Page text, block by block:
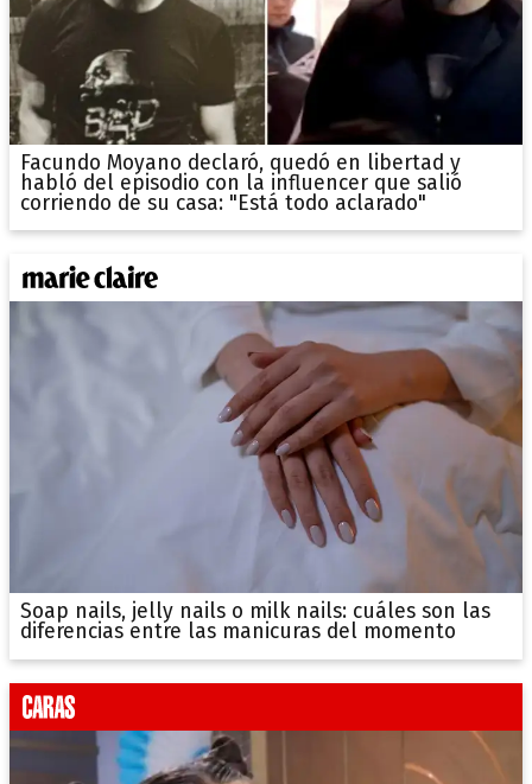
Facundo Moyano declaró, quedó en libertad y
habló del episodio con la influencer que salió
corriendo de su casa: "Está todo aclarado"
Soap nails, jelly nails o milk nails: cuáles son las
diferencias entre las manicuras del momento